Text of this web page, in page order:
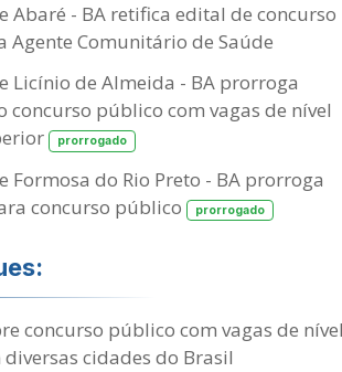
Abaré - BA retifica edital de concurso
Agente Comunitário de Saúde
Licínio de Almeida - BA prorroga
concurso público com vagas de nível
prorrogado
Formosa do Rio Preto - BA prorroga
concurso público
prorrogado
concurso público com vagas de
cidades do Brasil